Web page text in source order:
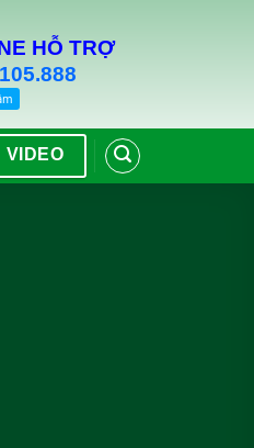
HỖ TRỢ
VIDEO